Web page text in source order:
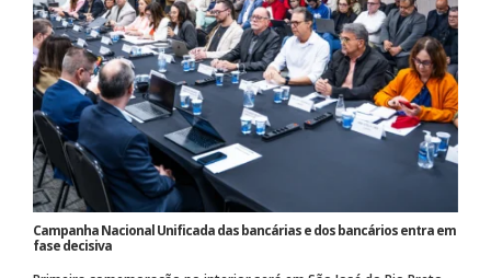
Campanha Nacional Unificada das bancárias e dos bancários entra em
fase decisiva